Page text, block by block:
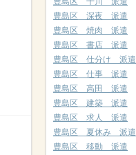
豊島区 深夜 派遣
豊島区 焼肉 派遣
豊島区 書店 派遣
豊島区 仕分け 派遣
豊島区 仕事 派遣
豊島区 高田 派遣
豊島区 建築 派遣
豊島区 求人 派遣
豊島区 夏休み 派遣
豊島区 移動 派遣